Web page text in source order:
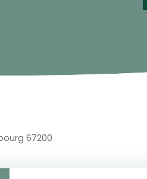
67200